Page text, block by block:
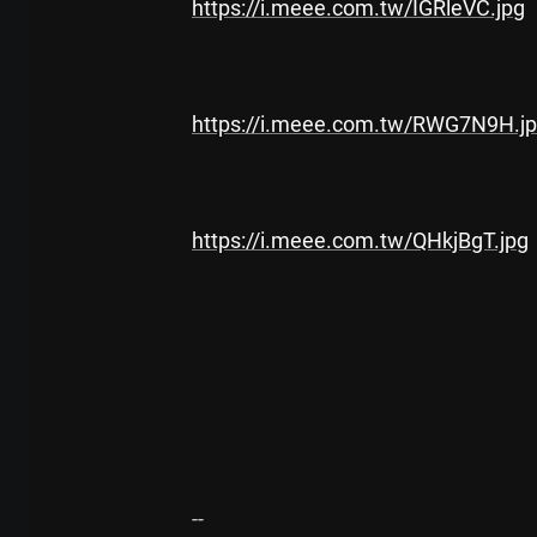
https://i.meee.com.tw/IGRleVC.jpg
https://i.meee.com.tw/
https://i.meee.com.tw/QHkjBgT.jpg